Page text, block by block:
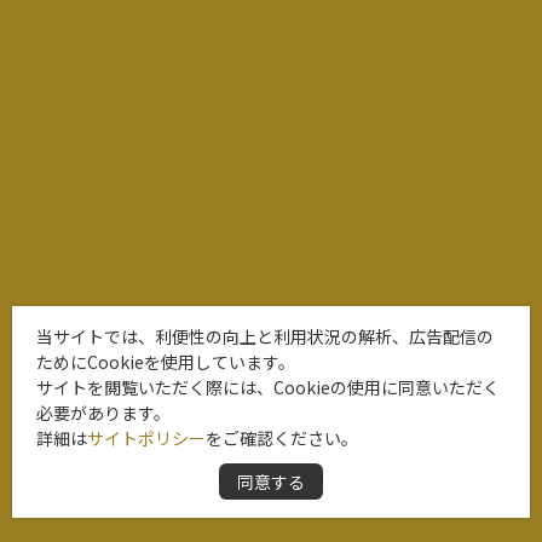
当サイトでは、利便性の向上と利用状況の解析、広告配信の
ためにCookieを使用しています。
サイトを閲覧いただく際には、Cookieの使用に同意いただく
必要があります。
詳細はサイトポリシーをご確認ください。
同意する